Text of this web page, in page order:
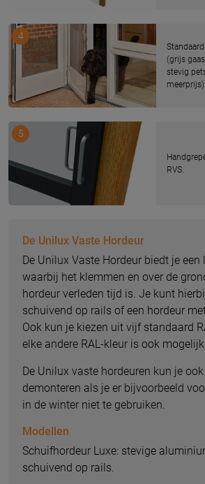
(grijs
stevig
meerprijs)
4
RVS.
5
De Unilux Vaste Hordeur
De Unilux Vaste Hordeur biedt je
waarbij het klemmen en over de
hordeur verleden tijd is. Je kunt
schuivend op rails of een hordeur
Ook kun je kiezen uit vijf standaard
elke andere RAL-kleur is ook
De Unilux vaste hordeuren kun je
demonteren als je er bijvoorbeeld
in de winter niet te gebruiken.
Modellen
Schuifhordeur Luxe: stevige
schuivend op rails.